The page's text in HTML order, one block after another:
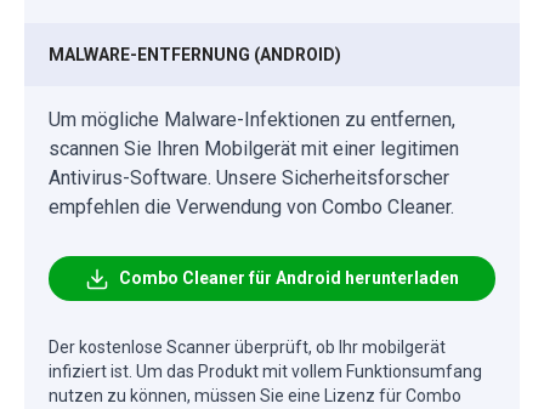
MALWARE-ENTFERNUNG (ANDROID)
Um mögliche Malware-Infektionen zu entfernen,
scannen Sie Ihren Mobilgerät mit einer legitimen
Antivirus-Software. Unsere Sicherheitsforscher
empfehlen die Verwendung von Combo Cleaner.
Combo Cleaner für Android herunterladen
Der kostenlose Scanner überprüft, ob Ihr mobilgerät
infiziert ist. Um das Produkt mit vollem Funktionsumfang
nutzen zu können, müssen Sie eine Lizenz für Combo